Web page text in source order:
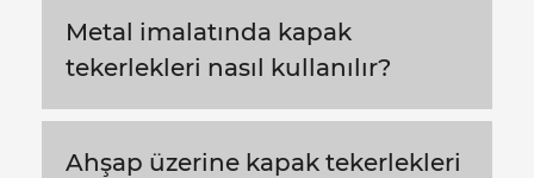
Metal imalatında kapak
tekerlekleri nasıl kullanılır?
Ahşap üzerine kapak tekerlekleri